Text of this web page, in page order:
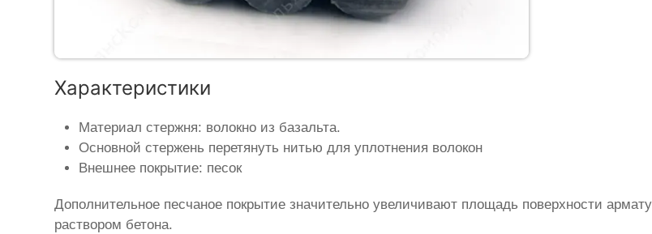
Характеристики
Материал стержня: волокно из базальта.
Основной стержень перетянуть нитью для уплотнения волокон
Внешнее покрытие: песок
Дополнительное песчаное покрытие значительно увеличивают площадь поверхности
раствором бетона.